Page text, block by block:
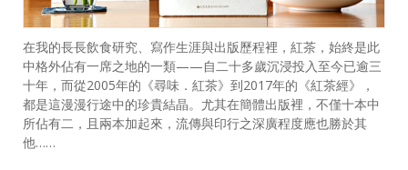
在我的長長飲食研究、寫作生涯與出版歷程裡，紅茶，始終是此
中格外佔有一席之地的一類——自二十多歲沉浸投入至今已逾三
十年，而從2005年的《尋味．紅茶》到2017年的《紅茶經》，
都是這漫漫行途中的珍貴結晶。尤其在簡體出版裡，不僅十本中
所佔有二，且兩本加起來，流傳與印行之深廣程度應也勝於其
他……